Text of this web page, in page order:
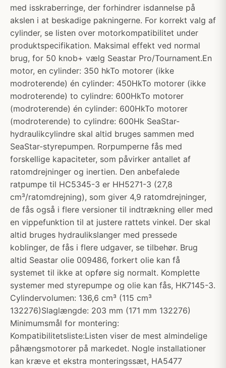
med isskraberringe, der forhindrer isdannelse på
akslen i at beskadige pakningerne. For korrekt valg af
cylinder, se listen over motorkompatibilitet under
produktspecifikation. Maksimal effekt ved normal
brug, for 50 knob+ vælg Seastar Pro/Tournament.En
motor, en cylinder: 350 hkTo motorer (ikke
modroterende) én cylinder: 450HkTo motorer (ikke
modroterende) to cylindre: 600HkTo motorer
(modroterende) én cylinder: 600HkTo motorer
(modroterende) to cylindre: 600Hk SeaStar-
hydraulikcylindre skal altid bruges sammen med
SeaStar-styrepumpen. Rorpumperne fås med
forskellige kapaciteter, som påvirker antallet af
ratomdrejninger og inertien. Den anbefalede
ratpumpe til HC5345-3 er HH5271-3 (27,8
cm³/ratomdrejning), som giver 4,9 ratomdrejninger,
de fås også i flere versioner til indtrækning eller med
en vippefunktion til at justere rattets vinkel. Der skal
altid bruges hydraulikslanger med pressede
koblinger, de fås i flere udgaver, se tilbehør. Brug
altid Seastar olie 009486, forkert olie kan få
systemet til ikke at opføre sig normalt. Komplette
systemer med styrepumpe og olie kan fås, HK7145-3.
Cylindervolumen: 136,6 cm³ (115 cm³
132276)Slaglængde: 203 mm (171 mm 132276)
Minimumsmål for montering:
Kompatibilitetsliste:Listen viser de mest almindelige
påhængsmotorer på markedet. Nogle installationer
kan kræve et ekstra monteringssæt, HA5477